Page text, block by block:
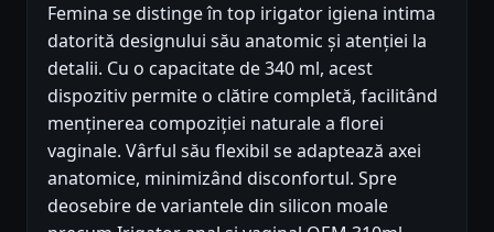
Femina se distinge în top irigator igiena intima
datorită designului său anatomic și atenției la
detalii. Cu o capacitate de 340 ml, acest
dispozitiv permite o clătire completă, facilitând
menținerea compoziției naturale a florei
vaginale. Vârful său flexibil se adaptează axei
anatomice, minimizând disconfortul. Spre
deosebire de variantele din silicon moale